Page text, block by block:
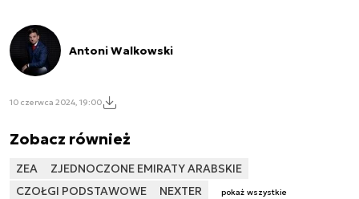
Antoni Walkowski
10 czerwca 2024, 19:00
Zobacz również
ZEA
ZJEDNOCZONE EMIRATY ARABSKIE
CZOŁGI PODSTAWOWE
NEXTER pokaż wszystkie